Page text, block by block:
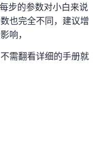
步的参数对小白来说
也完全不同，建议增
响，
需翻看详细的手册就